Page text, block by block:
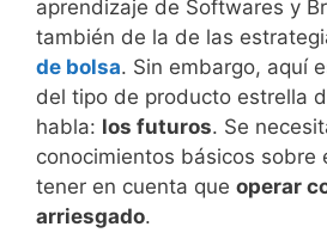
aprendizaje de Softwares y
también de la de las
de bolsa. Sin embargo, aquí
del tipo de producto estrella
habla: los futuros. Se
conocimientos básicos sobre
tener en cuenta que operar
arriesgado.